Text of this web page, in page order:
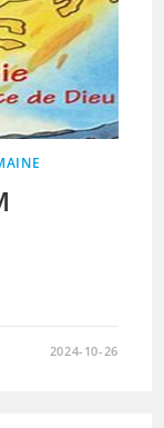
2024-10-26